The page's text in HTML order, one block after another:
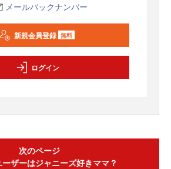
メールバックナンバー
新規会員登録 無料
ログイン
次のページ
ザーはジャニーズ好きママ？